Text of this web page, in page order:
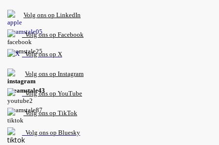
Volg ons op LinkedIn
Volg ons op Facebook
Volg ons op X
Volg ons op Instagram
Volgons op YouTube
Volg ons op TikTok
Volg ons op Bluesky